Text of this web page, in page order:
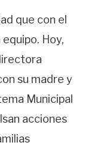
que con el
Hoy,
su madre y
Municipal
acciones